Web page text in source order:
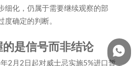
细化，仍属于需要继续观察的部
确定的判断。
是信号而非结论
2月2日起对威士忌实施5%进口暂
